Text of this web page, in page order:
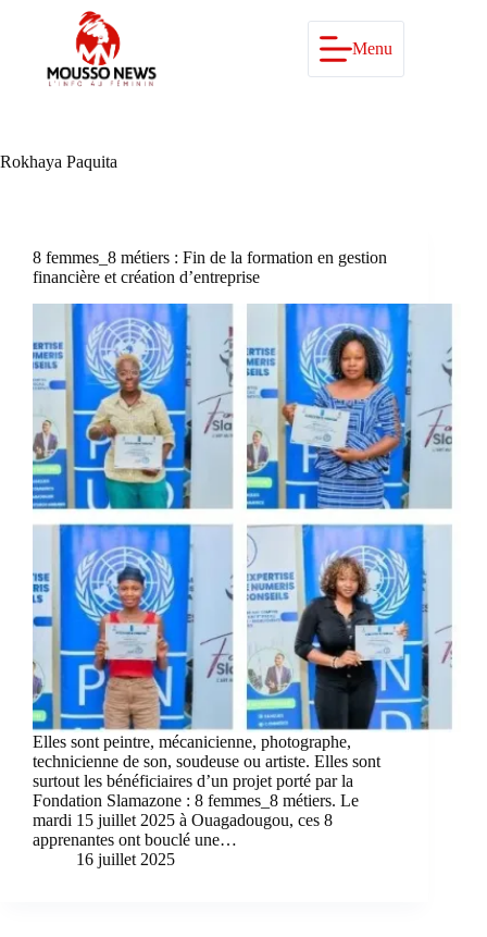
Menu
Rokhaya Paquita
8 femmes_8 métiers : Fin de la formation en gestion
financière et création d’entreprise
Elles sont peintre, mécanicienne, photographe,
technicienne de son, soudeuse ou artiste. Elles sont
surtout les bénéficiaires d’un projet porté par la
Fondation Slamazone : 8 femmes_8 métiers. Le
mardi 15 juillet 2025 à Ouagadougou, ces 8
apprenantes ont bouclé une…
16 juillet 2025